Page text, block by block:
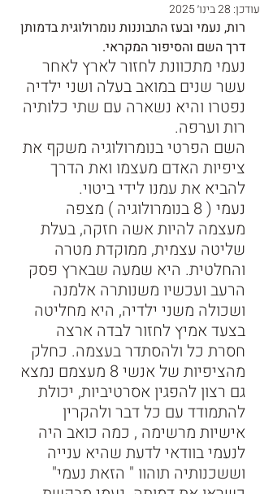
עודכן: 28 בינו׳ 2025
רות, נעמי ובעז התבוננות נומרולוגית בדמותן
דרך השם והסיפור המקראי.
נעמי מתכוונת לחזור לארץ לאחר
עשר שנים במואב בעלה ושני ילדיה
נפטרו והיא נשארה עם שתי כלותיה
רות וערפה.
השם הפרטי בנומרולוגיה משקף את
ציפיות האדם מעצמו ואת הדרך
להביא את עמנו לידי ביטוי.
נעמי ( 8 בנומרולוגיה ) מצפה
מעצמה להיות אשה חזקה, בעלת
שליטה עצמית, ממוקדת מטרה
והחלטית. היא שמעה שבארץ פסק
הרעב ועכשיו משנותרה אלמנה
ושכולה משני ילדיה, היא מחליטה
בצעד אמיץ לחזור לבדה ארצה
חסרת כל ולהסתדר בעצמה. כחלק
מהציפיות של אנשי 8 מעצמם נמצא
גם רצון להפגין אסרטיביות, יכולת
להתמודד עם כל דבר ולהקרין
אישיות מרשימה , כמה כואב היה
לנעמי בוודאי לדעת שהיא ענייה
וששכנותיה תוהוו " הזאת נעמי"